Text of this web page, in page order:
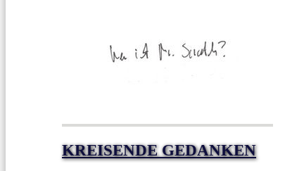
KREISENDE GEDANKEN